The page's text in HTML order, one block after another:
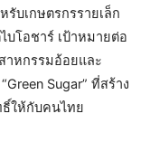
รับเกษตรกรรายเล็ก
โอชาร์ เป้าหมายต่อ
าหกรรมอ้อยและ
Sugar” ที่สร้าง
ธิ์ให้กับคนไทย